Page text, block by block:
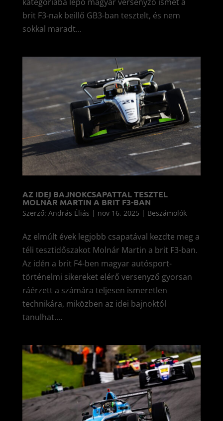
brit F3-nak beillő GB3-ban tesztelt, és nem
sokkal maradt...
AZ IDEI BAJNOKCSAPATTAL TESZTEL
MOLNÁR MARTIN A BRIT F3-BAN
Szerző: András Éliás | nov 16, 2025 | Beszámolók
Az elmúlt évek legjobb csapatával kezdte meg a
téli tesztidőszakot Molnár Martin a brit F3-ban.
Az idén a brit F4-ben magyar autósport-
történelmi sikereket elérő versenyző gyorsan
ráérzett a számára teljesen ismeretlen
technikára, miközben az idei bajnoktól
tanulhat....